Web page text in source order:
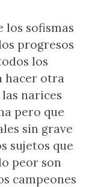
los sofismas
progresos
los
hacer otra
narices
pero que
sin grave
sujetos que
peor son
campeones